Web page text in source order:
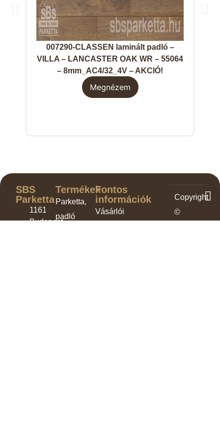
007290-CLASSEN laminált padló –
VILLA – LANCASTER OAK WR – 55064
– 8mm_AC4/32_4V – AKCIÓ!
Megnézem
SBS
Parketta
1161
Budapest,
Termékek
Parketta,
padló
Fontos
információk
Vásárlói
Copyright
©